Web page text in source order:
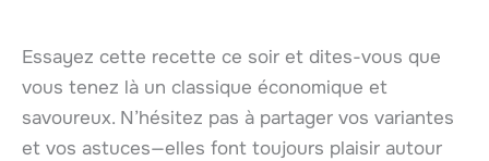
Essayez cette recette ce soir et dites-vous que
vous tenez là un classique économique et
savoureux. N’hésitez pas à partager vos variantes
et vos astuces—elles font toujours plaisir autour